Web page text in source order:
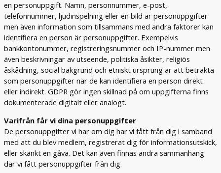
en personuppgift. Namn, personnummer, e-post,
telefonnummer, ljudinspelning eller en bild är personuppgifter
men även information som tillsammans med andra faktorer kan
identifiera en person är personuppgifter. Exempelvis
bankkontonummer, registreringsnummer och IP-nummer men
även beskrivningar av utseende, politiska åsikter, religiös
åskådning, social bakgrund och etniskt ursprung är att betrakta
som personuppgifter när de kan identifiera en person direkt
eller indirekt. GDPR gör ingen skillnad på om uppgifterna finns
dokumenterade digitalt eller analogt.
Varifrån får vi dina personuppgifter
De personuppgifter vi har om dig har vi fått från dig i samband
med att du blev medlem, registrerat dig för informationsutskick,
eller skänkt en gåva. Det kan även finnas andra sammanhang
där vi fått personuppgifter från dig.